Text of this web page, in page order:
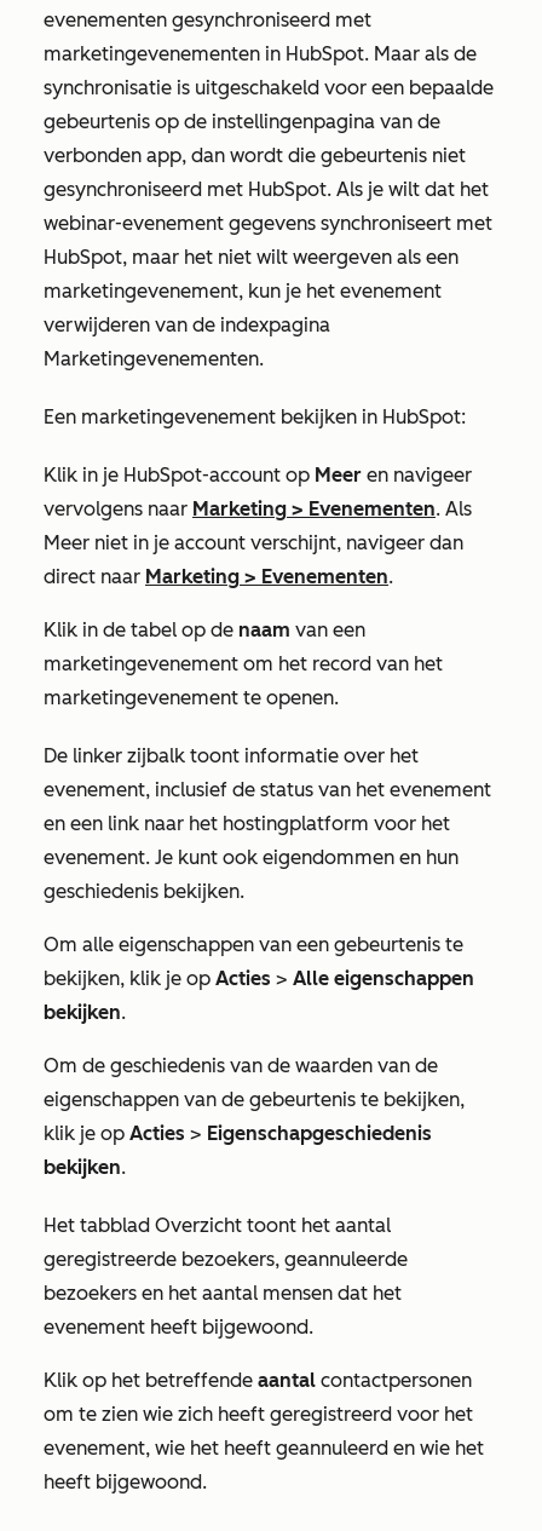
evenementen gesynchroniseerd met
marketingevenementen in HubSpot. Maar als de
synchronisatie is uitgeschakeld voor een bepaalde
gebeurtenis op de instellingenpagina van de
verbonden app, dan wordt die gebeurtenis niet
gesynchroniseerd met HubSpot. Als je wilt dat het
webinar-evenement gegevens synchroniseert met
HubSpot, maar het niet wilt weergeven als een
marketingevenement, kun je het evenement
verwijderen van de indexpagina
Marketingevenementen.
Een marketingevenement bekijken in HubSpot:
Klik in je HubSpot-account op Meer en navigeer
vervolgens naar Marketing > Evenementen. Als
Meer niet in je account verschijnt, navigeer dan
direct naar Marketing > Evenementen.
Klik in de tabel op de naam van een
marketingevenement om het record van het
marketingevenement te openen.
De linker zijbalk toont informatie over het
evenement, inclusief de status van het evenement
en een link naar het hostingplatform voor het
evenement. Je kunt ook eigendommen en hun
geschiedenis bekijken.
Om alle eigenschappen van een gebeurtenis te
bekijken, klik je op Acties > Alle eigenschappen
bekijken.
Om de geschiedenis van de waarden van de
eigenschappen van de gebeurtenis te bekijken,
klik je op Acties > Eigenschapgeschiedenis
bekijken.
Het tabblad Overzicht toont het aantal
geregistreerde bezoekers, geannuleerde
bezoekers en het aantal mensen dat het
evenement heeft bijgewoond.
Klik op het betreffende aantal contactpersonen
om te zien wie zich heeft geregistreerd voor het
evenement, wie het heeft geannuleerd en wie het
heeft bijgewoond.